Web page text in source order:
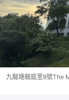
九龍塘龍庭里8號The